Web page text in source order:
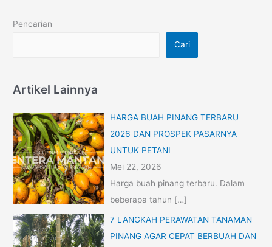
Pencarian
Cari
Artikel Lainnya
HARGA BUAH PINANG TERBARU
2026 DAN PROSPEK PASARNYA
UNTUK PETANI
Mei 22, 2026
Harga buah pinang terbaru. Dalam
beberapa tahun […]
7 LANGKAH PERAWATAN TANAMAN
PINANG AGAR CEPAT BERBUAH DAN